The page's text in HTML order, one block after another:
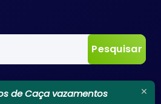
de Caça vazamentos